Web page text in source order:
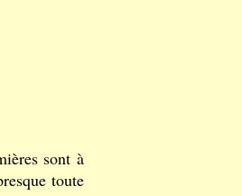
sont à
toute